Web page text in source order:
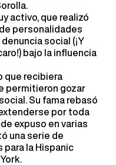
activo, que realizó
personalidades
social (¡Y
bajo la influencia
que recibiera
permitieron gozar
Su fama rebasó
por toda
expuso en varias
una serie de
para la Hispanic